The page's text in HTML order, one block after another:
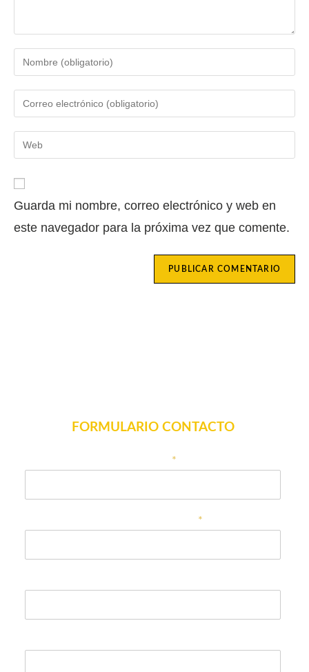
Guarda mi nombre, correo electrónico y web en
este navegador para la próxima vez que comente.
FORMULARIO CONTACTO
*
*